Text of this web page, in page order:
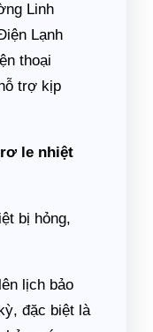
Linh
Lạnh
thoại
trợ kịp
le nhiệt
bị hỏng,
lịch bảo
đặc biệt là